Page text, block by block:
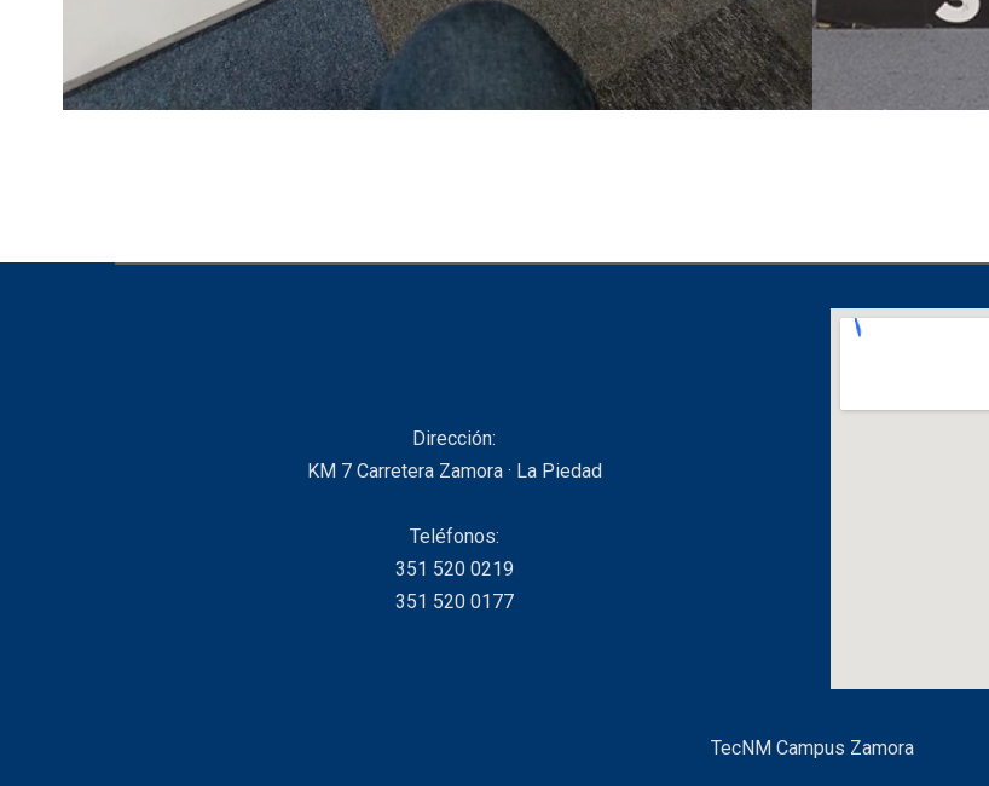
Dirección:
KM 7 Carretera Zamora · La Piedad
Teléfonos:
351 520 0219
351 520 0177
TecNM Campus Zamora